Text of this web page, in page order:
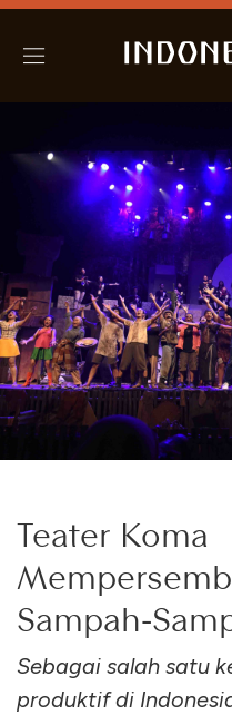
Teater Koma
Sampah-
Sebagai salah satu
produktif di